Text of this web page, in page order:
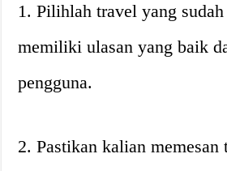
1. Pilihlah travel yang
memiliki ulasan yang baik
pengguna.
2. Pastikan kalian memesan